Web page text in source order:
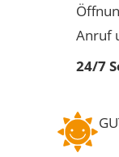
Anruf
24/7